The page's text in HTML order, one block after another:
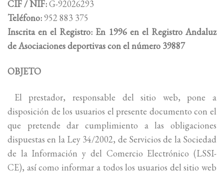
CIF / NIF:G-92026293
Teléfono:952 883 375
Inscrita en el Registro: En 1996 en el Registro Andaluz
de Asociaciones deportivas con el número 39887
OBJETO
El prestador, responsable del sitio web, pone a
disposición de los usuarios el presente documento con el
que pretende dar cumplimiento a las obligaciones
dispuestas en la Ley 34/2002, de Servicios de la Sociedad
de la Información y del Comercio Electrónico (LSSI-
CE), así como informar a todos los usuarios del sitio web